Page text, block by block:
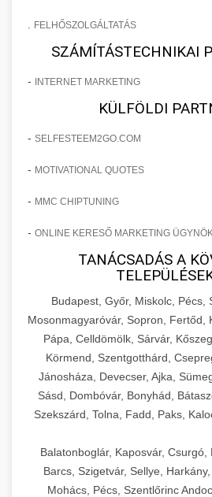
FELHŐSZOLGÁLTATÁS
SZÁMÍTÁSTECHNIKAI
- INTERNET MARKETING
KÜLFÖLDI
- SELFESTEEM2GO.COM
- MOTIVATIONAL QUOTES
- MMC CHIPTUNING
- ONLINE KERESŐ MARKETING
TANÁCSADÁS A
Budapest, Győr, Miskolc, Pécs,
Mosonmagyaróvár, Sopron, Fertőd,
Pápa, Celldömölk, Sárvár,
Körmend, Szentgotthárd,
Jánosháza, Devecser, Ajka,
Sásd, Dombóvár, Bonyhád,
Szekszárd, Tolna, Fadd, Paks,
Balatonboglár, Kaposvár, Csurgó,
Barcs, Szigetvár, Sellye,
Mohács, Pécs, Szentlőrinc